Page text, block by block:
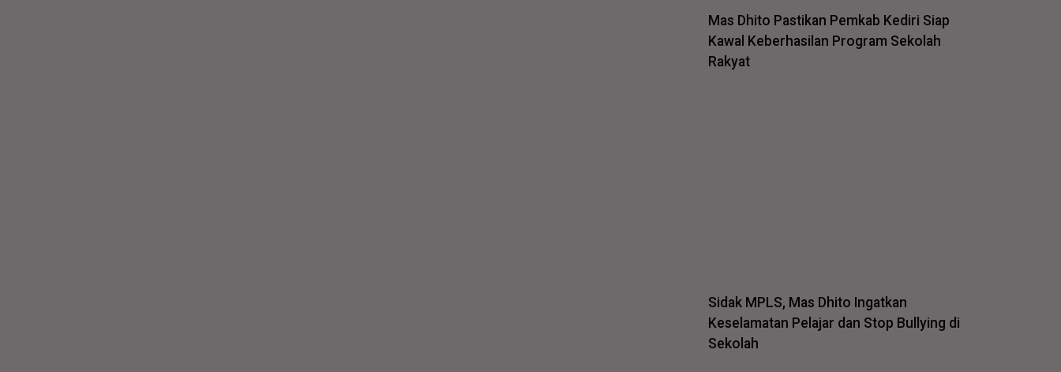
Mas Dhito Pastikan Pemkab Kediri Siap
Kawal Keberhasilan Program Sekolah
Rakyat
Sidak MPLS, Mas Dhito Ingatkan
Keselamatan Pelajar dan Stop Bullying di
Sekolah